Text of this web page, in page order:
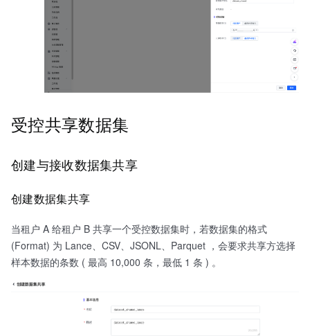
受控共享数据集
创建与接收数据集共享
创建数据集共享
当租户 A 给租户 B 共享一个受控数据集时，若数据集的格式
(Format) 为 Lance、CSV、JSONL、Parquet ，会要求共享方选择
样本数据的条数 ( 最高 10,000 条，最低 1 条 ) 。